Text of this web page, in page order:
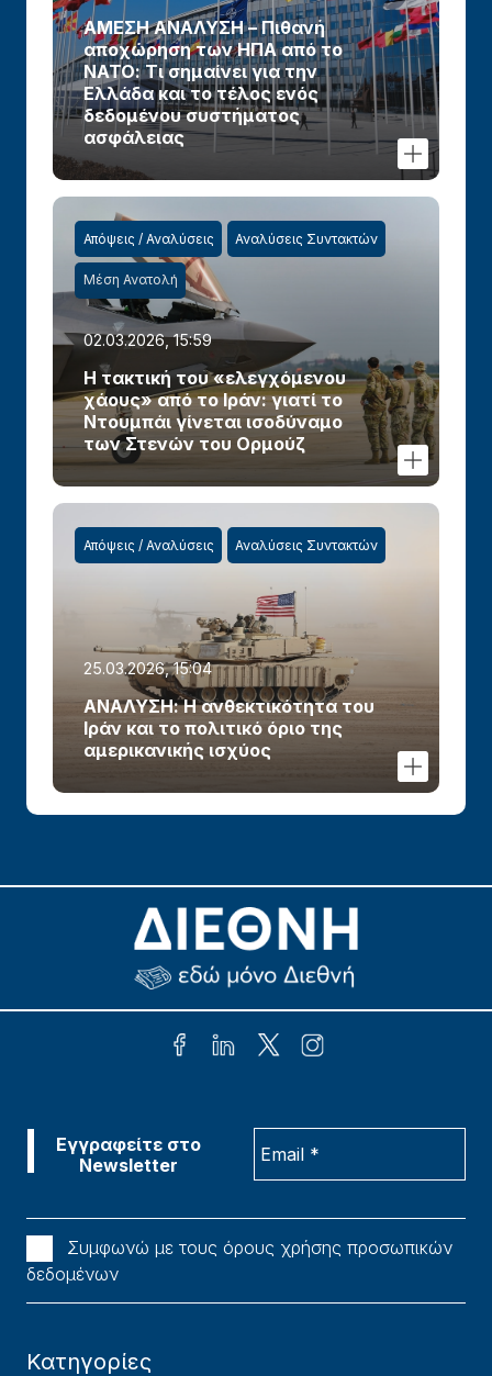
ΑΜΕΣΗ ΑΝΑΛΥΣΗ – Πιθανή
αποχώρηση των ΗΠΑ από το
ΝΑΤΟ: Τι σημαίνει για την
Ελλάδα και το τέλος ενός
δεδομένου συστήματος
ασφάλειας
Απόψεις / Αναλύσεις Αναλύσεις Συντακτών
Μέση Ανατολή
02.03.2026, 15:59
Η τακτική του «ελεγχόμενου
χάους» από το Ιράν: γιατί το
Ντουμπάι γίνεται ισοδύναμο
των Στενών του Ορμούζ
Απόψεις / Αναλύσεις Αναλύσεις Συντακτών
25.03.2026, 15:04
ΑΝΑΛΥΣΗ: Η ανθεκτικότητα του
Ιράν και το πολιτικό όριο της
αμερικανικής ισχύος
Συμφωνώ με τους όρους χρήσης προσωπικών
δεδομένων
Κατηγορίες